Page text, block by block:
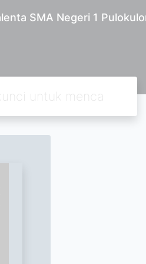
SMA Negeri 1